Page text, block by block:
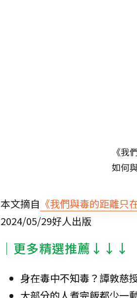
《我
如何
本文摘自 《我們與毒的距離
2024/05/29好人出版
│更多精選推薦↓↓↓
身在毒中不知毒？譚敦慈